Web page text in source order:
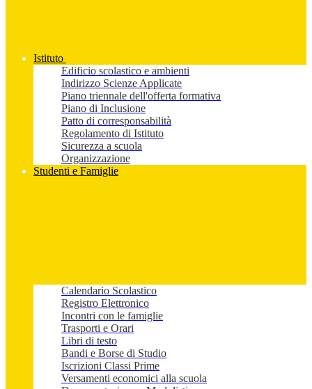
Istituto
Edificio scolastico e ambienti
Indirizzo Scienze Applicate
Piano triennale dell'offerta formativa
Piano di Inclusione
Patto di corresponsabilità
Regolamento di Istituto
Sicurezza a scuola
Organizzazione
Studenti e Famiglie
Calendario Scolastico
Registro Elettronico
Incontri con le famiglie
Trasporti e Orari
Libri di testo
Bandi e Borse di Studio
Iscrizioni Classi Prime
Versamenti economici alla scuola